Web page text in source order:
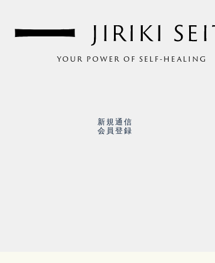
YOUR POWER OF SELF-HEALING
新規通信
会員登録